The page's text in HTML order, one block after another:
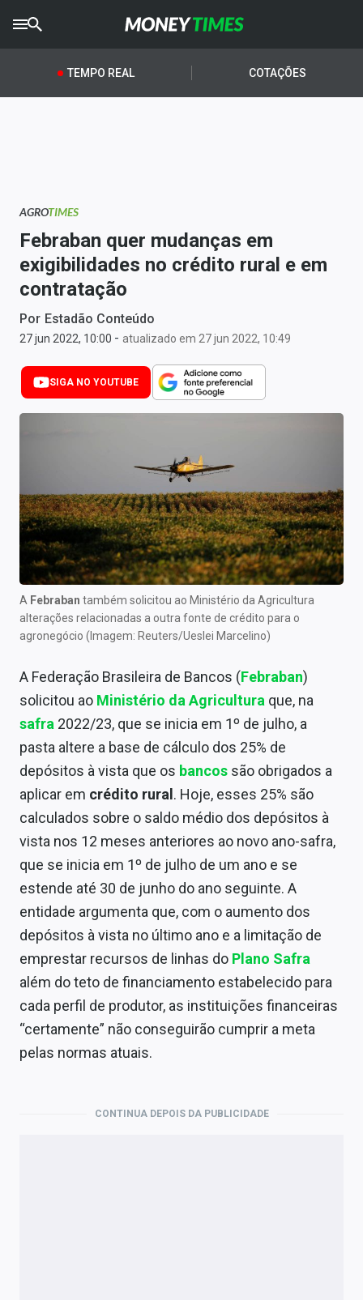
CRYPTOTIMES
AGROTIMES
Newsletters
Money Trader
Anuncie
Últimas Notícias
Newsletters
Cotações
Central de Dividendos
Central de Fundos Imobiliários
Central dos IPOs
Renda Fixa
Mercados
Economia
Empresas
Brasil
Política
Colunas
Especiais
Internacional
Marketing
Tecnologia
Conteúdo de Marca
TEMPO REAL COTAÇÕES
AGROTIMES
Febraban quer mudanças em
exigibilidades no crédito rural e em
contratação
Por Estadão Conteúdo
27 jun 2022, 10:00 - atualizado em 27 jun 2022, 10:49
SIGA NO YOUTUBE
A Febraban também solicitou ao Ministério da Agricultura
alterações relacionadas a outra fonte de crédito para o
agronegócio (Imagem: Reuters/Ueslei Marcelino)
A Federação Brasileira de Bancos (Febraban)
solicitou ao Ministério da Agricultura que, na
safra 2022/23, que se inicia em 1º de julho, a
pasta altere a base de cálculo dos 25% de
depósitos à vista que os bancos são obrigados a
aplicar em crédito rural . Hoje, esses 25% são
calculados sobre o saldo médio dos depósitos à
vista nos 12 meses anteriores ao novo ano-safra,
que se inicia em 1º de julho de um ano e se
estende até 30 de junho do ano seguinte. A
entidade argumenta que, com o aumento dos
depósitos à vista no último ano e a limitação de
emprestar recursos de linhas do Plano Safra
além do teto de financiamento estabelecido para
cada perfil de produtor, as instituições financeiras
“certamente” não conseguirão cumprir a meta
pelas normas atuais.
CONTINUA DEPOIS DA PUBLICIDADE